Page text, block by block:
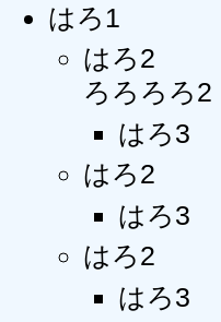
はろ1
はろ2
ろろろろ2
はろ3
はろ2
はろ3
はろ2
はろ3